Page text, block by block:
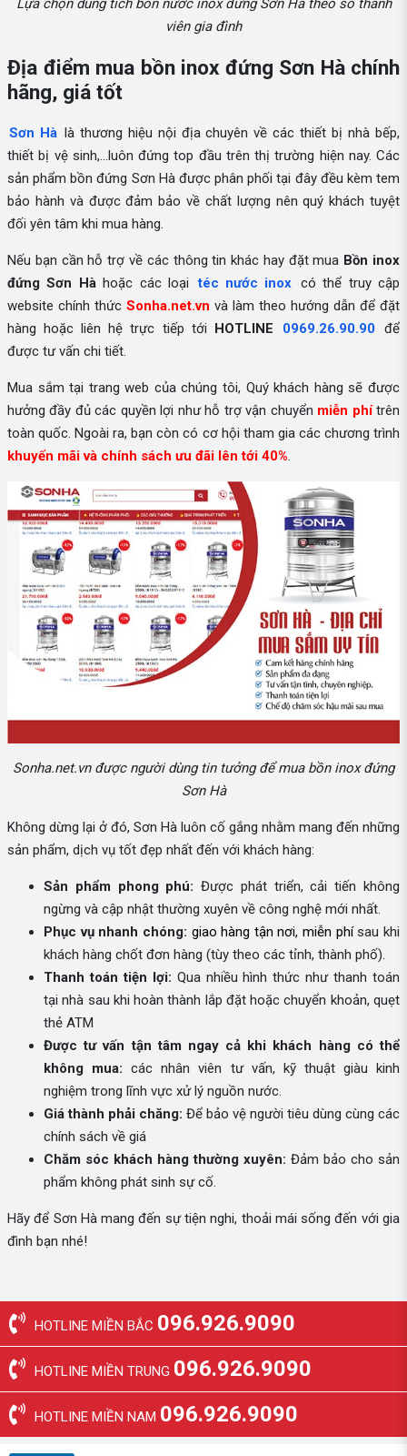
Lựa chọn dung tích bồn nước inox đứng Sơn Hà theo số thành
viên gia đình
Địa điểm mua bồn inox đứng Sơn Hà chính
hãng, giá tốt
Sơn Hà là thương hiệu nội địa chuyên về các thiết bị nhà bếp,
thiết bị vệ sinh,...luôn đứng top đầu trên thị trường hiện nay. Các
sản phẩm bồn đứng Sơn Hà được phân phối tại đây đều kèm tem
bảo hành và được đảm bảo về chất lượng nên quý khách tuyệt
đối yên tâm khi mua hàng.
Nếu bạn cần hỗ trợ về các thông tin khác hay đặt mua Bồn inox
đứng Sơn Hàhoặc các loại téc nước inox có thể truy cập
website chính thức Sonha.net.vn và làm theo hướng dẫn để đặt
hàng hoặc liên hệ trực tiếp tới HOTLINE 0969.26.90.90 để
được tư vấn chi tiết.
Mua sắm tại trang web của chúng tôi, Quý khách hàng sẽ được
hưởng đầy đủ các quyền lợi như hỗ trợ vận chuyển miễn phítrên
toàn quốc. Ngoài ra, bạn còn có cơ hội tham gia các chương trình
khuyến mãi và chính sách ưu đãi lên tới 40%.
Sonha.net.vn được người dùng tin tưởng để mua bồn inox đứng
Sơn Hà
Không dừng lại ở đó, Sơn Hà luôn cố gắng nhằm mang đến những
sản phẩm, dịch vụ tốt đẹp nhất đến với khách hàng:
Sản phẩm phong phú:Được phát triển, cải tiến không
ngừng và cập nhật thường xuyên về công nghệ mới nhất.
Phục vụ nhanh chóng: giao hàng tận nơi, miễn phísau khi
khách hàng chốt đơn hàng (tùy theo các tỉnh, thành phố).
Thanh toán tiện lợi: Qua nhiều hình thức như thanh toán
tại nhà sau khi hoàn thành lắp đặt hoặc chuyển khoản, quẹt
thẻ ATM
Được tư vấn tận tâm ngay cả khi khách hàng có thể
không mua: các nhân viên tư vấn, kỹ thuật giàu kinh
nghiệm trong lĩnh vực xử lý nguồn nước.
Giá thành phải chăng: Để bảo vệ người tiêu dùng cùng các
chính sách về giá
Chăm sóc khách hàng thường xuyên: Đảm bảo cho sản
phẩm không phát sinh sự cố.
Hãy để Sơn Hà mang đến sự tiện nghi, thoải mái sống đến với gia
đình bạn nhé!
HOTLINE MIỀN BẮC 096.926.9090
HOTLINE MIỀN TRUNG 096.926.9090
HOTLINE MIỀN NAM 096.926.9090